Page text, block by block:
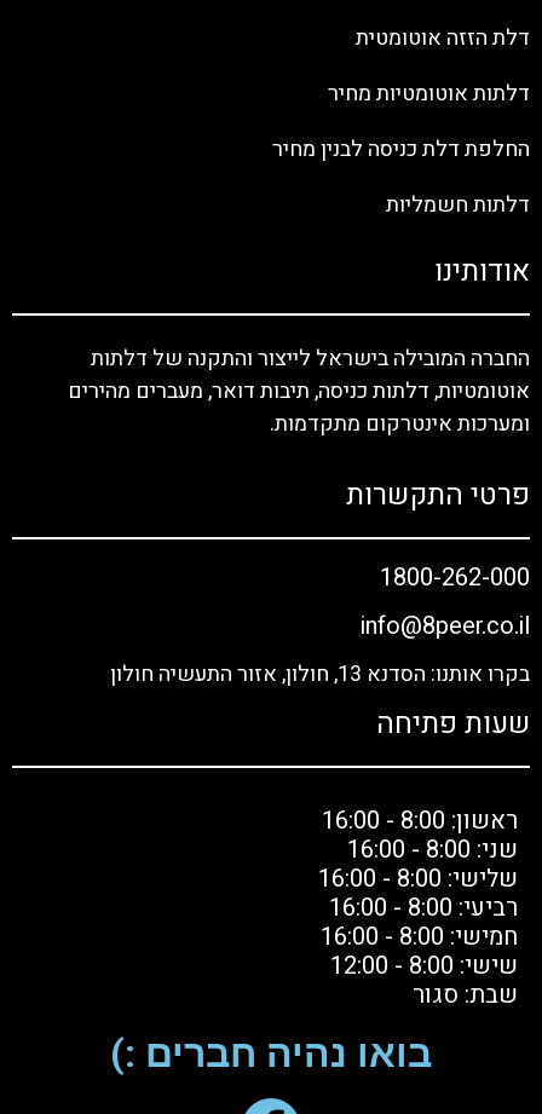
דלת הזזה אוטומטית
דלתות אוטומטיות מחיר
החלפת דלת כניסה לבנין מחיר
דלתות חשמליות
אודותינו
החברה המובילה בישראל לייצור והתקנה של דלתות
אוטומטיות, דלתות כניסה, תיבות דואר, מעברים מהירים
ומערכות אינטרקום מתקדמות.
פרטי התקשרות
1800-262-000
info@8peer.co.il
בקרו אותנו: הסדנא 13, חולון, אזור התעשיה חולון
שעות פתיחה
ראשון: 8:00 - 16:00
שני: 8:00 - 16:00
שלישי: 8:00 - 16:00
רביעי: 8:00 - 16:00
חמישי: 8:00 - 16:00
שישי: 8:00 - 12:00
שבת: סגור
בואו נהיה חברים :)